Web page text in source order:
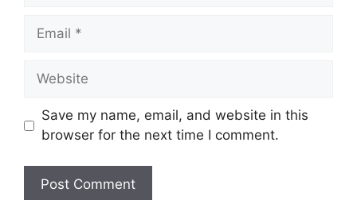
Email
Website
Save my name, email, and website in this
browser for the next time I comment.